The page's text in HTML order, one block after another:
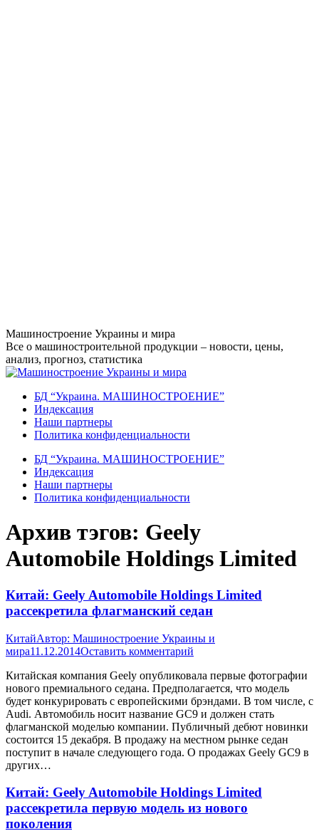
Перейти
к
содержанию
Машиностроение Украины и мира
Все о машиностроительной продукции – новости, цены,
анализ, прогноз, статистика
БД “Украина. МАШИНОСТРОЕНИЕ”
Индекcация
Наши партнеры
Политика конфиденциальности
БД “Украина. МАШИНОСТРОЕНИЕ”
Индекcация
Наши партнеры
Политика конфиденциальности
Архив тэгов: Geely
Automobile Holdings Limited
Китай: Geely Automobile Holdings Limited
рассекретила флагманский седан
КитайАвтор: Машиностроение Украины и
мира11.12.2014Оставить комментарий
Китайская компания Geely опубликовала первые фотографии
нового премиального седана. Предполагается, что модель
будет конкурировать с европейскими брэндами. В том числе, с
Audi. Автомобиль носит название GC9 и должен стать
флагманской моделью компании. Публичный дебют новинки
состоится 15 декабря. В продажу на местном рынке седан
поступит в начале следующего года. О продажах Geely GC9 в
других…
Китай: Geely Automobile Holdings Limited
рассекретила первую модель из нового
поколения